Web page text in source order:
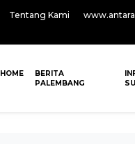
Tentang Kami
HOME
BERITA
PALEMBANG